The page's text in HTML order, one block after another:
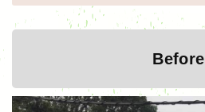
Before